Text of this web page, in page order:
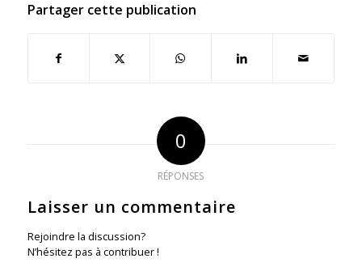
Partager cette publication
0
RÉPONSES
Laisser un commentaire
Rejoindre la discussion?
N’hésitez pas à contribuer !